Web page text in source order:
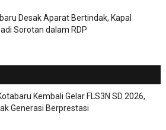
Desak Aparat Bertindak, Kapal
Sorotan dalam RDP
Kembali Gelar FLS3N SD 2026,
Generasi Berprestasi